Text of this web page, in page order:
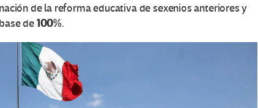
de la reforma educativa de sexenios anteriores y
de100%.